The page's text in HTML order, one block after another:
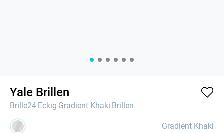
Yale Brillen
Brille24 Eckig Gradient Khaki Brillen
Gradient Khaki